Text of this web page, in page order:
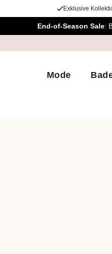
Exklusive
End-of-Season Sale:
Mode